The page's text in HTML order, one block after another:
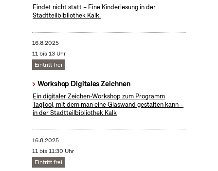
Findet nicht statt – Eine Kinderlesung in der
Stadtteilbibliothek Kalk.
16.8.2025
11 bis 13 Uhr
Eintritt frei
Workshop Digitales Zeichnen
Ein digitaler Zeichen-Workshop zum Programm
TagTool, mit dem man eine Glaswand gestalten kann –
in der Stadtteilbibliothek Kalk
16.8.2025
11 bis 11:30 Uhr
Eintritt frei